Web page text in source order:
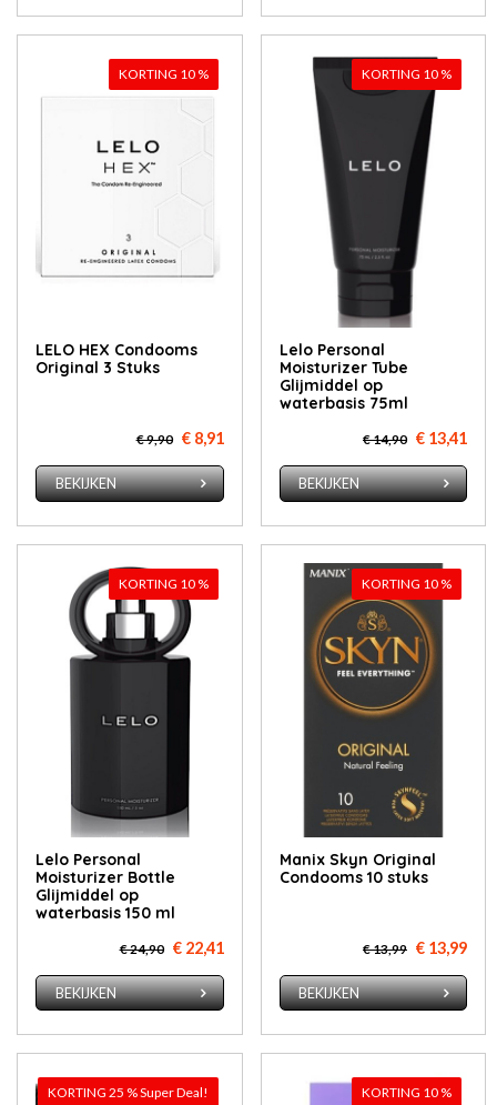
KORTING 10 %
LELO HEX Condooms
Original 3 Stuks
€ 9,90 € 8,91
BEKIJKEN
KORTING 10 %
Lelo Personal
Moisturizer Tube
Glijmiddel op
waterbasis 75ml
€ 14,90 € 13,41
BEKIJKEN
KORTING 10 %
Lelo Personal
Moisturizer Bottle
Glijmiddel op
waterbasis 150 ml
€ 24,90 € 22,41
BEKIJKEN
KORTING 10 %
Manix Skyn Original
Condooms 10 stuks
€ 13,99 € 13,99
BEKIJKEN
KORTING 25 % Super Deal! KORTING 10 %